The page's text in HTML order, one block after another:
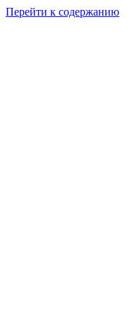
Перейти к содержанию